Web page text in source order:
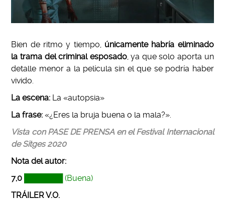
Bien de ritmo y tiempo, únicamente habría eliminado
la trama del criminal esposado, ya que solo aporta un
detalle menor a la película sin el que se podría haber
vivido.
La escena: La «autopsia»
La frase: «¿Eres la bruja buena o la mala?».
Vista con PASE DE PRENSA en el Festival Internacional
de Sitges 2020
Nota del autor:
7,0
███████ (Buena)
TRÁILER V.O.